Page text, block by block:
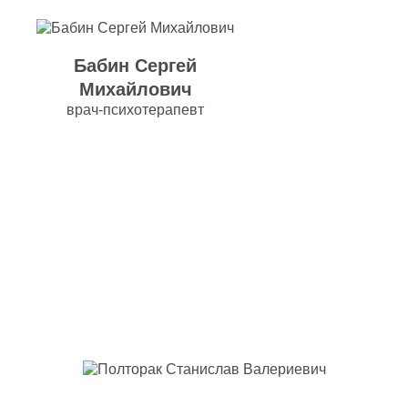
Бабин Сергей
Михайлович
врач-психотерапевт